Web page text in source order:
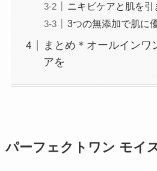
ニキビケアと肌を引
3つの無添加で肌に
まとめ＊オールインワ
アを
パーフェクトワン モイ